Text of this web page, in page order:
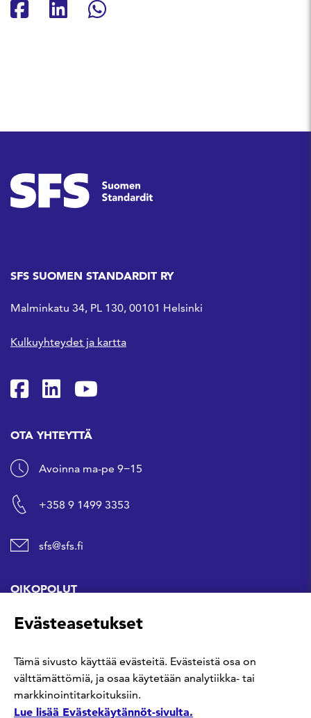
Jaa Facebookissa
Jaa Linkedinissä
Jaa Whatsappissa
SFS SUOMEN STANDARDIT RY
Malminkatu 34, PL 130, 00101 Helsinki
Kulkuyhteydet ja kartta
SFS Facebookissa
SFS Linkedinissä
SFS Youtubessa
OTA YHTEYTTÄ
Avoinna ma-pe 9−15
+358 9 1499 3353
sfs@sfs.fi
OIKOPOLUT
Hanki standardi
Kommentoi tekeillä olevia standardeja
Evästeasetukset
Tämä sivusto käyttää evästeitä. Evästeistä osa on
välttämättömiä, ja osaa käytetään analytiikka- tai
markkinointitarkoituksiin.
Lue lisää Evästekäytännöt-sivulta.